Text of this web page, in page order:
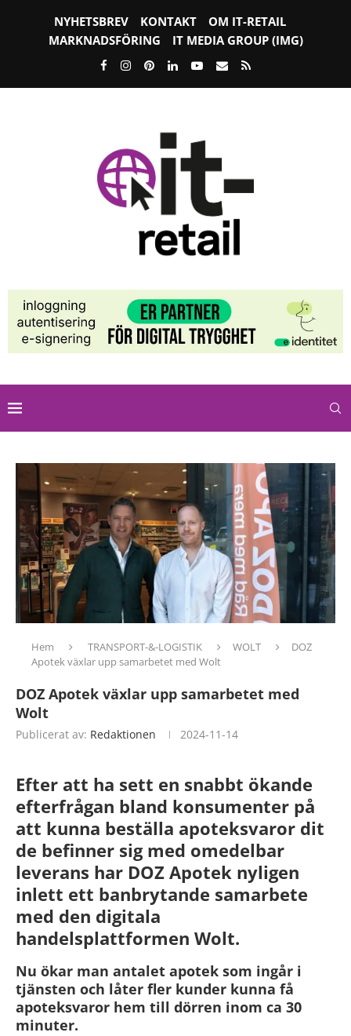
NYHETSBREV KONTAKT
OM IT-RETAIL
MARKNADSFÖRING
IT MEDIA GROUP (IMG)
Hem TRANSPORT-&-LOGISTIK WOLT
DOZ
Apotek växlar upp samarbetet med Wolt
DOZ Apotek växlar upp samarbetet med
Wolt
Publicerat av: Redaktionen 2024-11-14
Efter att ha sett en snabbt ökande
efterfrågan bland konsumenter på
att kunna beställa apoteksvaror dit
de befinner sig med omedelbar
leverans har DOZ Apotek nyligen
inlett ett banbrytande samarbete
med den digitala
handelsplattformen Wolt.
Nu ökar man antalet apotek som ingår i
tjänsten och låter fler kunder kunna få
apoteksvaror hem till dörren inom ca 30
minuter.